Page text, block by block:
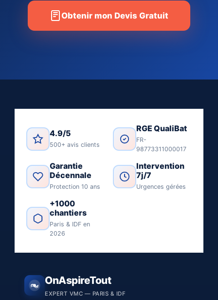
Obtenir mon Devis Gratuit
4.9/5
500+ avis clients
RGE QualiBat
FR-
98773311000017
Garantie
Décennale
Protection 10 ans
Intervention
7j/7
Urgences gérées
+1000
chantiers
Paris & IDF en
2026
OnAspireTout
EXPERT VMC — PARIS & IDF